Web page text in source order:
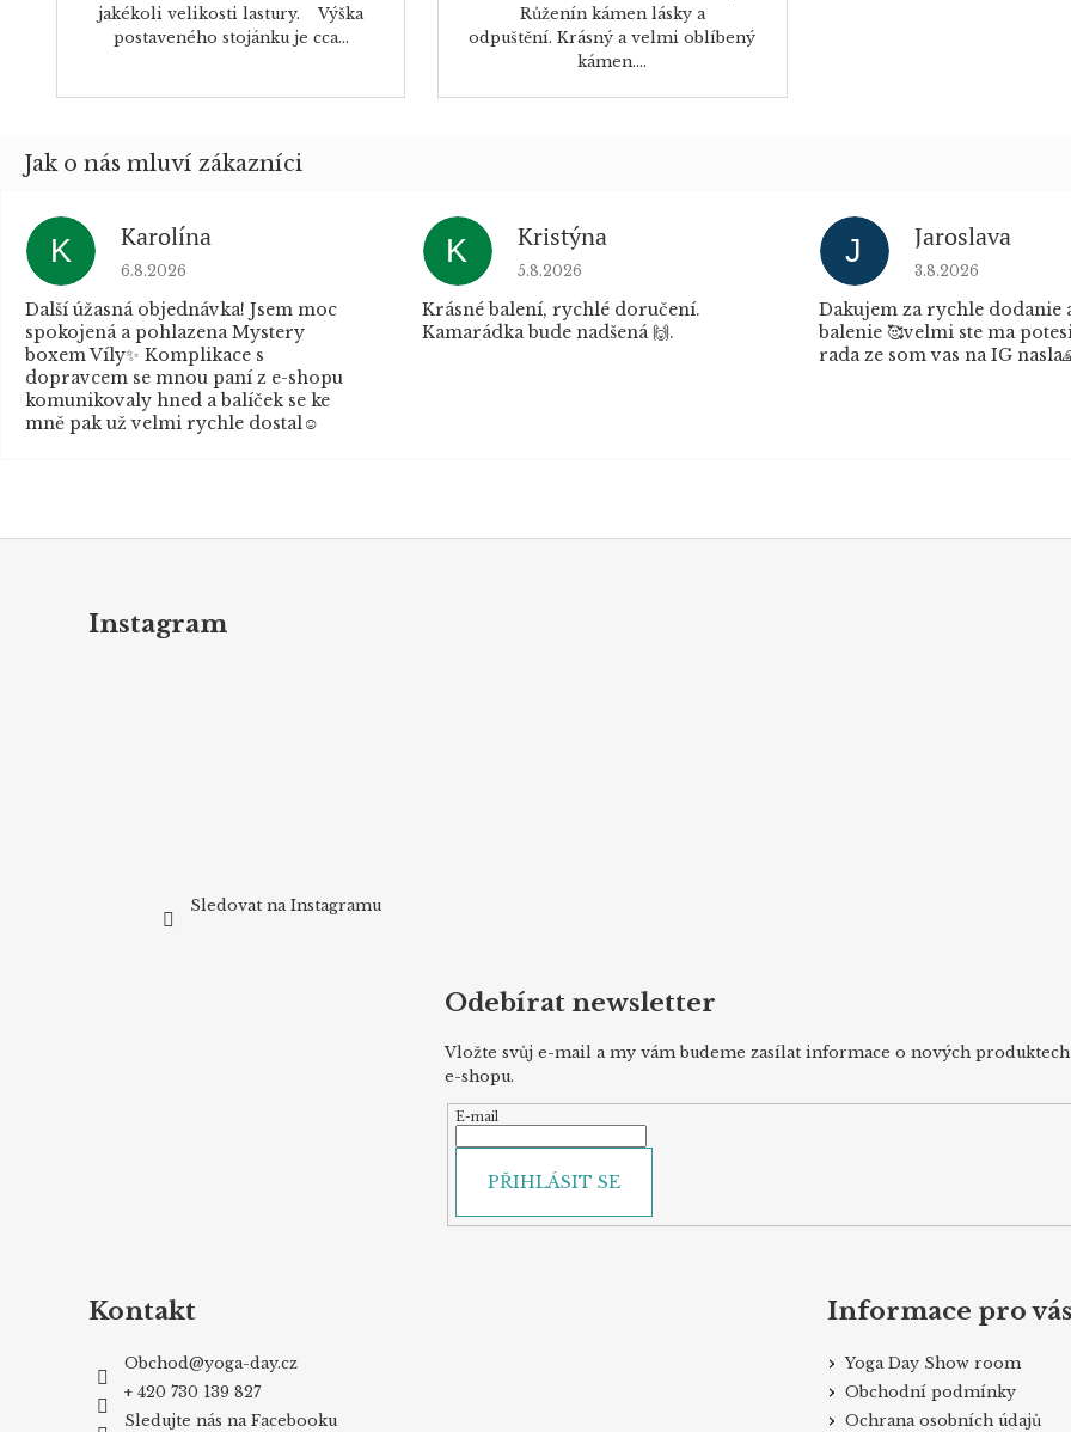
jakékoli velikosti lastury. Výška
postaveného stojánku je cca...
Růženín kámen lásky a
odpuštění. Krásný a velmi oblíbený
kámen....
K Karolína
Hodnocení obchodu je 5 z 5 hvězdiček.
6.8.2026
Další úžasná objednávka! Jsem moc
spokojená a pohlazena Mystery
boxem Víly✨ Komplikace s
dopravcem se mnou paní z e-shopu
komunikovaly hned a balíček se ke
mně pak už velmi rychle dostal☺️
K Kristýna
Hodnocení obchodu je 5 z 5 hvězdiček.
5.8.2026
Krásné balení, rychlé doručení.
Kamarádka bude nadšená 🙌.
J Jaroslava
Hodnocení
3.8.2026
Dakujem za rychle dodanie
balenie 🥰velmi ste ma
rada ze som vas na IG
Instagram
Sledovat na Instagramu
Odebírat newsletter
Vložte svůj e-mail a my vám budeme zasílat informace o nových produktech
e-shopu.
E-mail
PŘIHLÁSIT SE
Kontakt
Obchod@yoga-day.cz
+ 420 730 139 827
Sledujte nás na Facebooku
Informace pro vás
Yoga Day Show room
Obchodní podmínky
Ochrana osobních údajů